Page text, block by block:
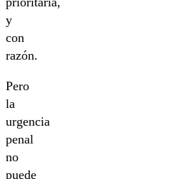
y
con
razón.
Pero
la
urgencia
penal
no
puede